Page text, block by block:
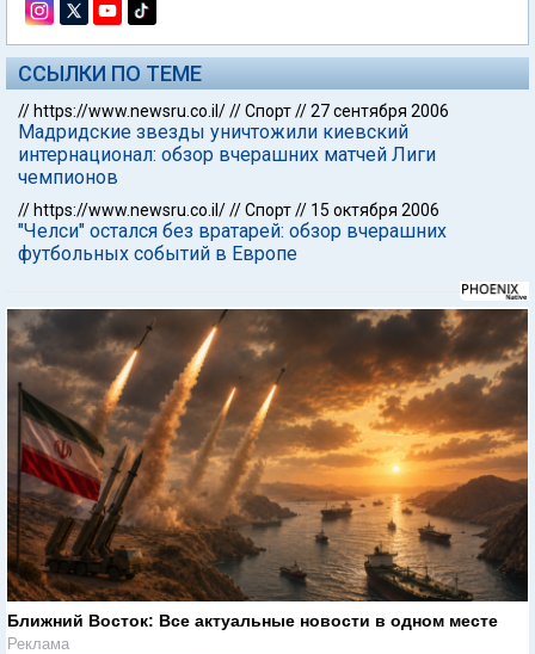
ССЫЛКИ ПО ТЕМЕ
// https://www.newsru.co.il///Спорт//27 сентября 2006
Мадридские звезды уничтожили киевский
интернационал: обзор вчерашних матчей Лиги
чемпионов
// https://www.newsru.co.il///Спорт// 15 октября 2006
"Челси" остался без вратарей: обзор вчерашних
футбольных событий в Европе
Ближний Восток: Все актуальные новости в одном месте
Реклама